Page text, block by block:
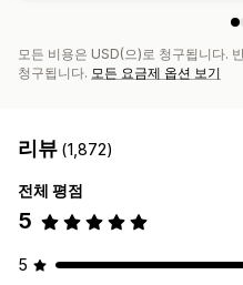
모든 비용은 USD(으)로 청구됩니다.
청구됩니다. 모든 요금제 옵션 보기
리뷰 (1,872)
전체 평점
5
5